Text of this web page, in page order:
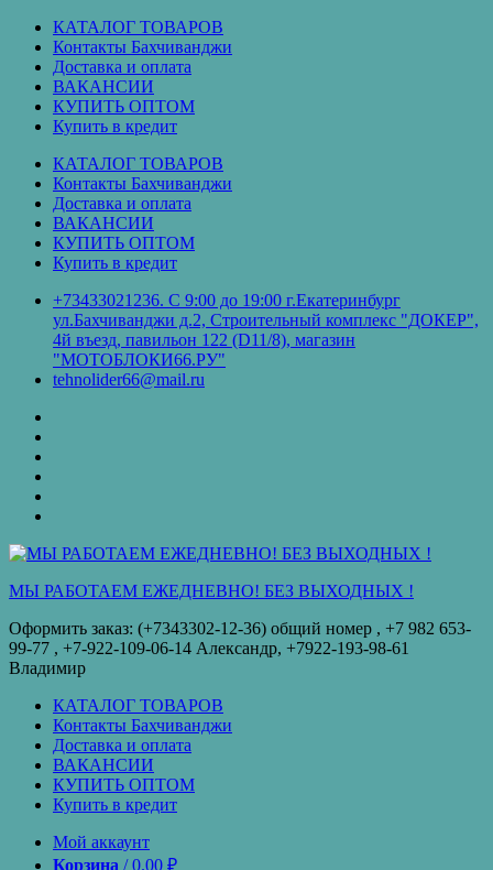
Перейти
содержимому
КАТАЛОГ ТОВАРОВ
Контакты Бахчиванджи
Доставка и оплата
ВАКАНСИИ
КУПИТЬ ОПТОМ
Купить в кредит
КАТАЛОГ ТОВАРОВ
Контакты Бахчиванджи
Доставка и оплата
ВАКАНСИИ
КУПИТЬ ОПТОМ
Купить в кредит
+73433021236. С 9:00 до 19:00 г.Екатеринбург
ул.Бахчиванджи д.2, Строительный комплекс "ДОКЕР",
4й въезд, павильон 122 (D11/8), магазин
"МОТОБЛОКИ66.РУ"
tehnolider66@mail.ru
кредит
МЫ РАБОТАЕМ ЕЖЕДНЕВНО! БЕЗ ВЫХОДНЫХ !
Оформить заказ: (+7343302-12-36) общий номер , ‪+7 982 653-
99-77‬ , +7-922-109-06-14 Александр, +7922-193-98-61
Владимир
КАТАЛОГ ТОВАРОВ
Контакты Бахчиванджи
Доставка и оплата
ВАКАНСИИ
КУПИТЬ ОПТОМ
Купить в кредит
Мой аккаунт
Корзина /0.00 ₽